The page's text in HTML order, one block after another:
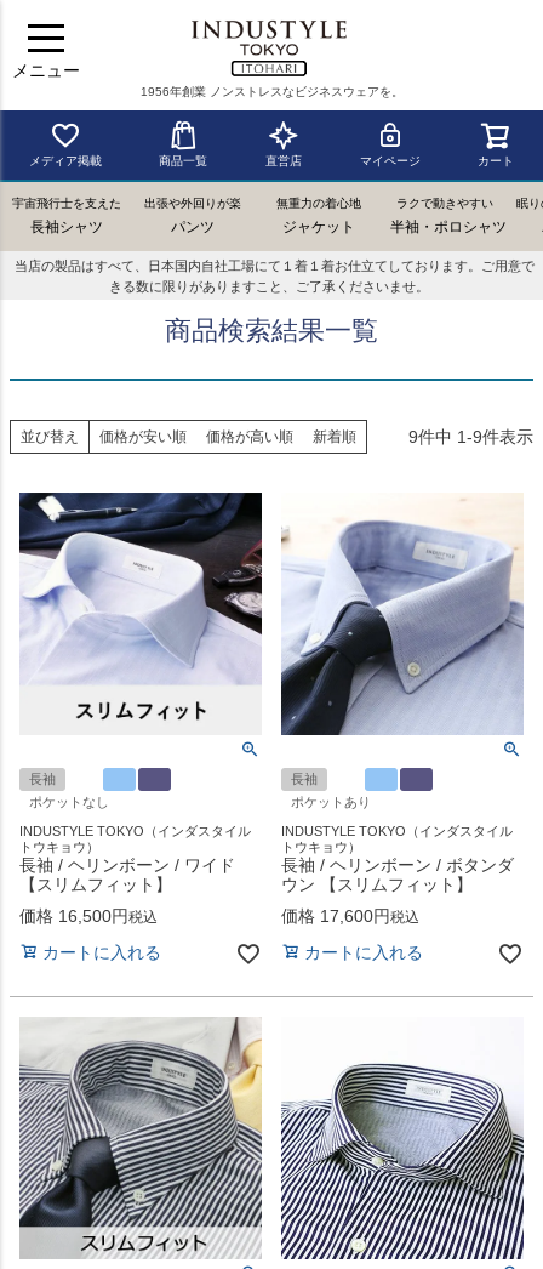
メニュー
1956年創業 ノンストレスなビジネスウェアを。
メディア掲載 商品一覧 直営店 マイページ カート
宇宙飛行士を支えた
長袖シャツ
出張や外回りが楽
パンツ
無重力の着心地
ジャケット
ラクで動きやすい
半袖・ポロシャツ
眠り
当店の製品はすべて、日本国内自社工場にて１着１着お仕立てしております。ご用意で
きる数に限りがありますこと、ご了承くださいませ。
商品検索結果一覧
並び替え 価格が安い順 価格が高い順 新着順 9件中 1-9件表示
長袖
ポケットなし
INDUSTYLE TOKYO（インダスタイル
トウキョウ）
長袖 / ヘリンボーン / ワイド
【スリムフィット】
価格 16,500 税込
カートに入れる
長袖
ポケットあり
INDUSTYLE TOKYO（インダスタイル
トウキョウ）
長袖 / ヘリンボーン / ボタンダ
ウン 【スリムフィット】
価格 17,600 税込
カートに入れる